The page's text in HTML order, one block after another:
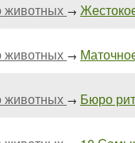
животных →
животных →
животных → Бюро